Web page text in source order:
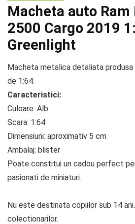
Macheta auto
2500 Cargo 2019
Greenlight
Macheta metalica detaliata produsa
de 1:64.
Caracteristici:
Culoare: Alb
Scara: 1:64
Dimensiuni: aproximativ 5 cm
Ambalaj: blister
Poate constitui un cadou perfect
pasionati de miniaturi.
Nu este destinata copiilor sub 14
colectionarilor.